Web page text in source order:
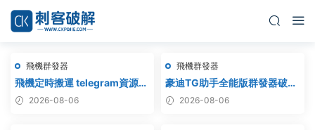
飛機群發器
飛機定時搬運 telegram資源搬
運 TG頻道搬運 電報頻道克隆
2026-08-06
飛機群發器
豪迪TG助手全能版群發器破解
版 2026-08-06